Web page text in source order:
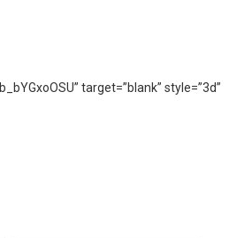
target=”blank” style=”3d”